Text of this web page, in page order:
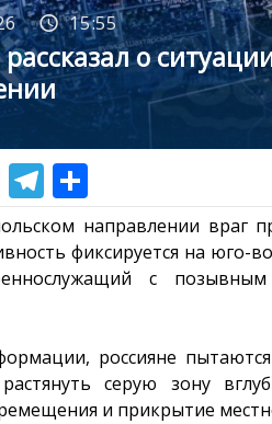
15:55
о
направлении враг
фиксируется на юго-
с
россияне
серую зону
и прикрытие